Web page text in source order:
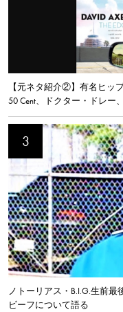
【元ネタ紹介②】有名ヒッ
50 Cent、ドクター・ドレー
ノトーリアス・B.I.G.生前
ビーフについて語る